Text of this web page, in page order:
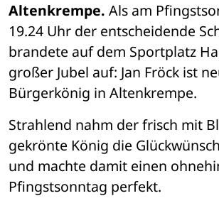
Altenkrempe. Als am
19.24 Uhr der entscheidende
brandete auf dem Sportplatz
großer Jubel auf: Jan Fröck ist
Bürgerkönig in Altenkrempe.
Strahlend nahm der frisch mit
gekrönte König die
und machte damit einen
Pfingstsonntag perfekt.